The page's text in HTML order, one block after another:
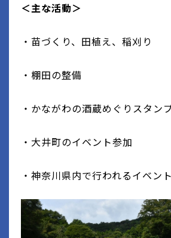
＜主な活動＞
・苗づくり、田植え、稲刈り
・棚田の整備
・かながわの酒蔵めぐりスタン
・大井町のイベント参加
・神奈川県内で行われるイベン